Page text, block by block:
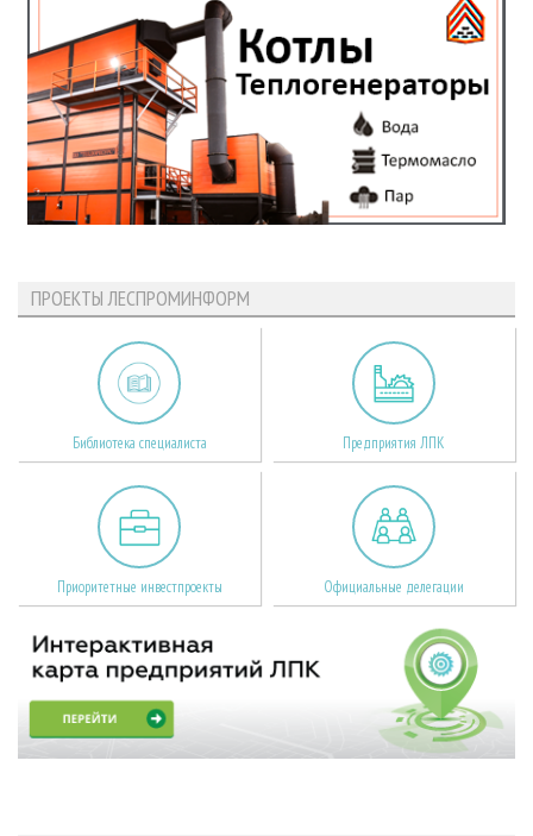
ПРОЕКТЫ ЛЕСПРОМИНФОРМ
Библиотека специалиста Предприятия ЛПК
Приоритетные инвестпроекты Официальные делегации